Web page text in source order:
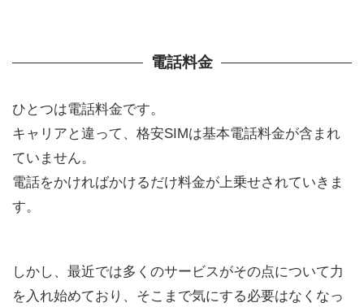
電話料金
ひとつは電話料金です。
キャリアと違って、格安SIMは基本電話料金が含まれ
ていません。
電話をかければかけるだけ料金が上乗せされていきま
す。
しかし、最近では多くのサービスがその点について力
を入れ始めており、そこまで気にする必要はなくなっ